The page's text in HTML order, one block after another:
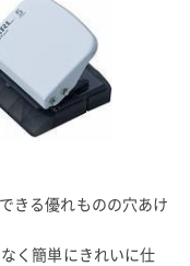
きる優れものの穴あけ
く簡単にきれいに仕